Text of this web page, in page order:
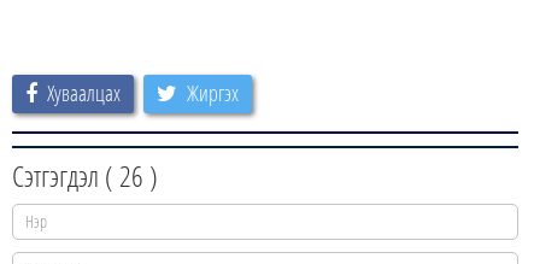
Хуваалцах Жиргэх
Сэтгэгдэл (26 )